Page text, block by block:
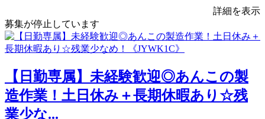
詳細を表示
募集が停止しています
【日勤専属】未経験歓迎◎あんこの製
造作業！土日休み＋長期休暇あり☆残
業少な...